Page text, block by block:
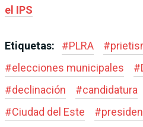
el IPS
Etiquetas: #PLRA #
#elecciones municipales #
#declinación #candidatura
#Ciudad del Este #